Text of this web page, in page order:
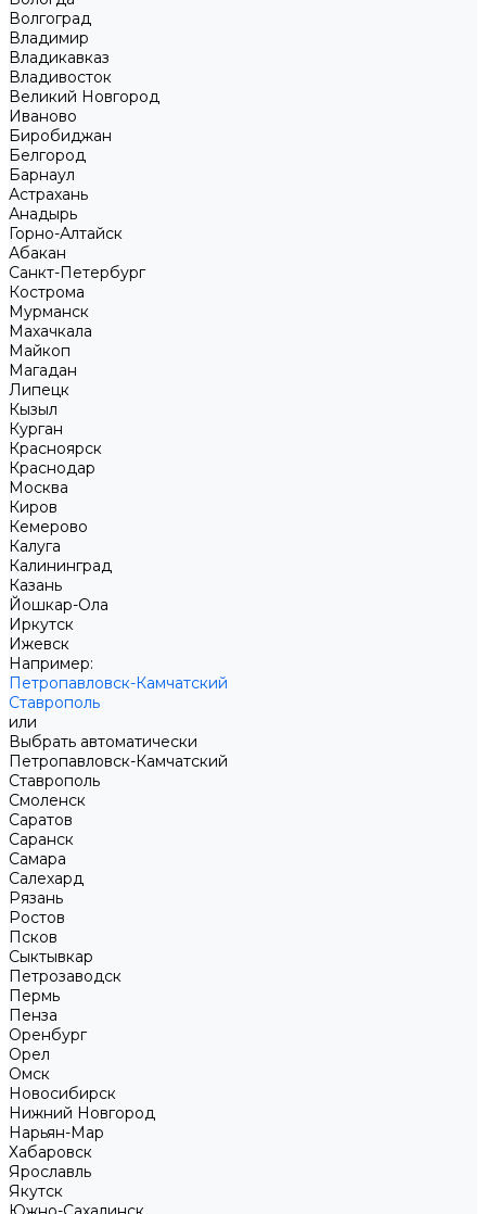
Волгоград
Владимир
Владикавказ
Владивосток
Великий Новгород
Иваново
Биробиджан
Белгород
Барнаул
Астрахань
Анадырь
Горно-Алтайск
Абакан
Санкт-Петербург
Кострома
Мурманск
Махачкала
Майкоп
Магадан
Липецк
Кызыл
Курган
Красноярск
Краснодар
Москва
Киров
Кемерово
Калуга
Калининград
Казань
Йошкар-Ола
Иркутск
Ижевск
Например:
Петропавловск-Камчатский
Ставрополь
или
Выбрать автоматически
Петропавловск-Камчатский
Ставрополь
Смоленск
Саратов
Саранск
Самара
Салехард
Рязань
Ростов
Псков
Сыктывкар
Петрозаводск
Пермь
Пенза
Оренбург
Орел
Омск
Новосибирск
Нижний Новгород
Нарьян-Мар
Хабаровск
Ярославль
Якутск